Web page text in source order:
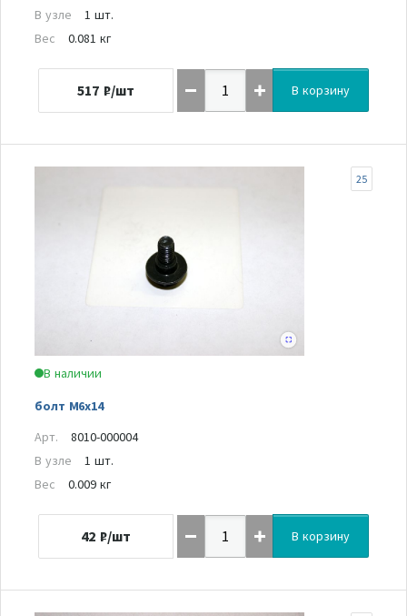
В узле
1 шт.
Вес
0.081 кг
517 ₽/шт В корзину
В наличии
болт М6х14
25
Арт.
8010-000004
В узле
1 шт.
Вес
0.009 кг
42 ₽/шт В корзину